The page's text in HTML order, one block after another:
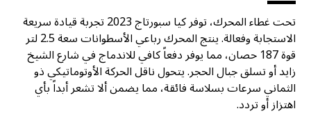
تحت غطاء المحرك، توفر كيا سبورتاج 2023 تجربة قيادة سريعة
الاستجابة وفعالة. ينتج المحرك رباعي الأسطوانات سعة 2.5 لتر
قوة 187 حصان، مما يوفر دفعاً كافي للاندماج في شارع الشيخ
زايد أو تسلق جبال الحجر. يتحول ناقل الحركة الأوتوماتيكي ذو
الثماني سرعات بسلاسة فائقة، مما يضمن ألا تشعر أبداً بأي
اهتزاز أو تردد.